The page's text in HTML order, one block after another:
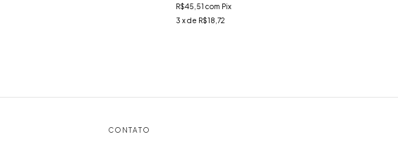
R$45,51com Pix
3 x de R$18,72
CONTATO